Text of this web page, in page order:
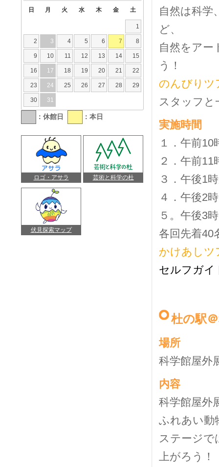
自然は科学
ど、
自然をアー
う！
のんびりツ
スタッフと
実施時間
１．午前10
２．午前11
３．午後1
４．午後2
５。午後3
各回先着40
かけあしツ
セルフガイ
杜の駅
場所
科学館屋外
内容
科学館屋外
ふれあい動
ステージで
上がろう！
日 月 火 水 木 金 土
1
2 3 4 5 6 7 8
9 10 11 12 13 14 15
16 17 18 19 20 21 22
23 24 25 26 27 28 29
30 31
：休館日 ：本日
ロゴ・アサラ 芸術と科学の杜
伏見探索マップ